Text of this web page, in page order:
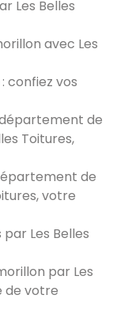
Les Belles
avec Les
confiez vos
de
Toitures,
de
votre
Les Belles
par Les
de votre